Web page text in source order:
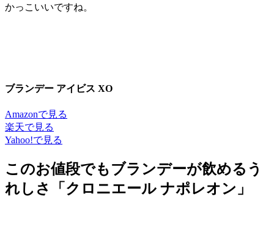
かっこいいですね。
ブランデー アイビス XO
Amazonで見る
楽天で見る
Yahoo!で見る
このお値段でもブランデーが飲めるう
れしさ「クロニエール ナポレオン」